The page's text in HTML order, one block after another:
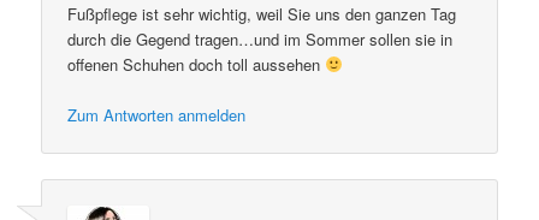
Fußpflege ist sehr wichtig, weil Sie uns den ganzen Tag
durch die Gegend tragen…und im Sommer sollen sie in
offenen Schuhen doch toll aussehen
Zum Antworten anmelden